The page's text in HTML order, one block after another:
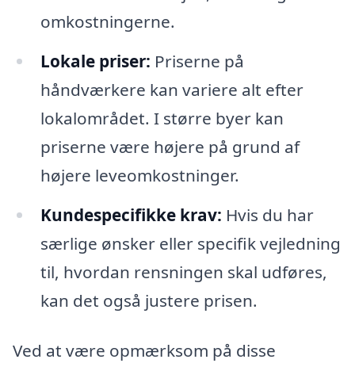
omkostningerne.
Lokale priser: Priserne på
håndværkere kan variere alt efter
lokalområdet. I større byer kan
priserne være højere på grund af
højere leveomkostninger.
Kundespecifikke krav: Hvis du har
særlige ønsker eller specifik vejledning
til, hvordan rensningen skal udføres,
kan det også justere prisen.
Ved at være opmærksom på disse